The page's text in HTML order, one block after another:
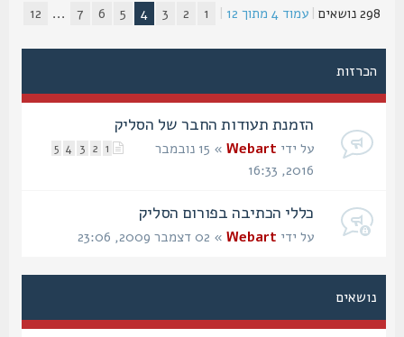
|עמוד4מתוך12
|
1
5
7
...
12
הכרזות
הזמנת תעודות החבר של הסליק
2
3
4
5 על ידיWebart
» 15 נובמבר
כללי הכתיבה בפורום הסליק
על ידיWebart» 02 דצמבר 2009, 23:06
נושאים